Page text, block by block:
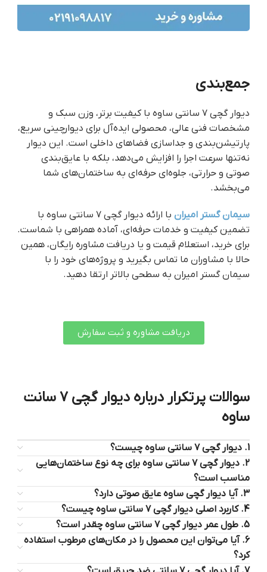
جمع‌بندی
دیوار گچی ۷ سانتی ساوه با کیفیت برتر، وزن سبک و
مشخصات فنی عالی، محصولی ایده‌آل برای دیوارچینی سریع،
پارتیشن‌بندی و جداسازی فضاهای داخلی است. این دیوار
نه‌تنها سرعت اجرا را افزایش می‌دهد، بلکه با عایق‌بندی
صوتی و حرارتی، جلوه‌ای حرفه‌ای به ساختمان‌های شما
می‌بخشد.
سیمان گستر امیران
با ارائه دیوار گچی ۷ سانتی ساوه با
تضمین کیفیت و خدمات حرفه‌ای، آماده همراهی با شماست.
برای خرید، استعلام قیمت و یا دریافت مشاوره رایگان، همین
حالا با مشاوران ما تماس بگیرید و پروژه‌های خود را با
سیمان گستر امیران به سطحی بالاتر ارتقا دهید.
دریافت مشاوره و ثبت سفارش
سوالات پرتکرار درباره دیوار گچی 7 سانت
ساوه
1. دیوار گچی ۷ سانتی ساوه چیست؟
2. دیوار گچی ۷ سانتی ساوه برای چه نوع ساختمان‌هایی
مناسب است؟
3. آیا دیوار گچی ساوه عایق صوتی دارد؟
4. کاربرد اصلی دیوار گچی ۷ سانتی ساوه چیست؟
5. طول عمر دیوار گچی ۷ سانتی ساوه چقدر است؟
6. آیا می‌توان این محصول را در مکان‌های مرطوب استفاده
کرد؟